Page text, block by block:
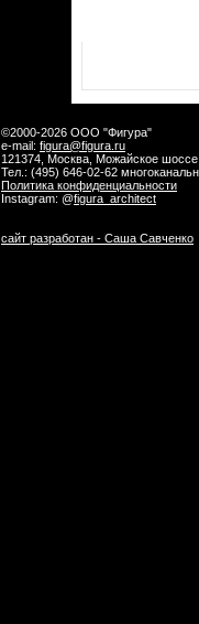
©2000-2026 ООО "Фигура"
e-mail: figura@figura.ru
121374, Москва, Можайское
Тел.: (495) 646-02-62
Политика конфиденциальности
Instagram: @figura_architect
сайт разработан - Саша Савченко